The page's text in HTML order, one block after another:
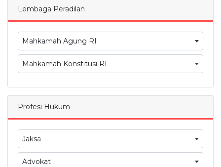
Lembaga Peradilan
Mahkamah Agung RI
Mahkamah Konstitusi RI
Profesi Hukum
Jaksa
Advokat